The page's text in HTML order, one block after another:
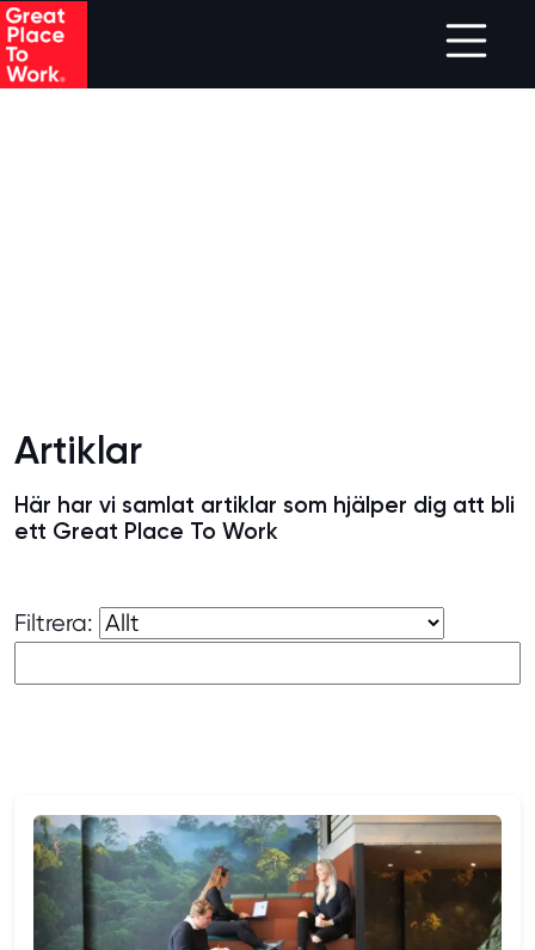
Artiklar
Här har vi samlat artiklar som hjälper dig att bli
ett Great Place To Work
Filtrera: